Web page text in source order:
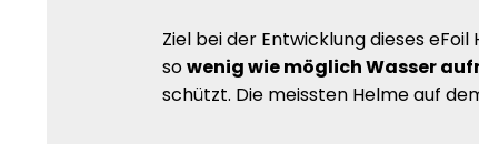
Ziel bei der Entwicklung dieses
sowenig wie möglich Wasser
schützt. Die meissten Helme auf